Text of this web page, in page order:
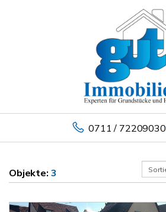
0711 / 72209030
Objekte: 3